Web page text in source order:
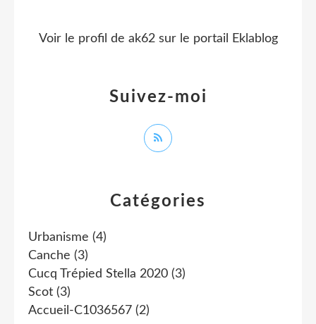
Catégories
Urbanisme (4)
Canche (3)
Cucq Trépied Stella 2020 (3)
Scot (3)
Accueil-C1036567 (2)
Suivez-moi
Voir le profil de ak62sur le portail Eklablog